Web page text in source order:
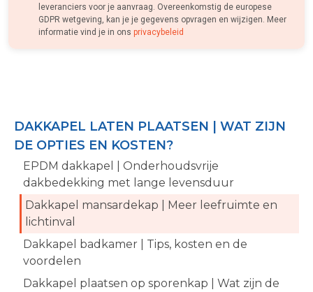
leveranciers voor je aanvraag. Overeenkomstig de europese
GDPR wetgeving, kan je je gegevens opvragen en wijzigen. Meer
informatie vind je in ons privacybeleid
DAKKAPEL LATEN PLAATSEN | WAT ZIJN
DE OPTIES EN KOSTEN?
EPDM dakkapel | Onderhoudsvrije
dakbedekking met lange levensduur
Dakkapel mansardekap | Meer leefruimte en
lichtinval
Dakkapel badkamer | Tips, kosten en de
voordelen
Dakkapel plaatsen op sporenkap | Wat zijn de